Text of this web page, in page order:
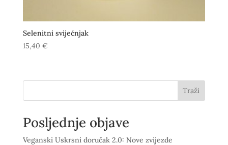
Selenitni svijećnjak
15,40 €
Traži
Posljednje objave
Veganski Uskrsni doručak 2.0: Nove zvijezde